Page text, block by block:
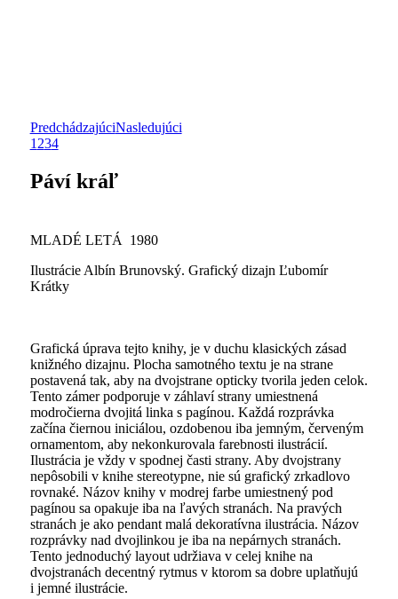
PredchádzajúciNasledujúci
1 234
Páví kráľ
MLADÉ LETÁ 1980
Ilustrácie Albín Brunovský. Grafický dizajn Ľubomír
Krátky
Grafická úprava tejto knihy, je v duchu klasických zásad
knižného dizajnu. Plocha samotného textu je na strane
postavená tak, aby na dvojstrane opticky tvorila jeden celok.
Tento zámer podporuje v záhlaví strany umiestnená
modročierna dvojitá linka s pagínou. Každá rozprávka
začína čiernou iniciálou, ozdobenou iba jemným, červeným
ornamentom, aby nekonkurovala farebnosti ilustrácií.
Ilustrácia je vždy v spodnej časti strany. Aby dvojstrany
nepôsobili v knihe stereotypne, nie sú grafický zrkadlovo
rovnaké. Názov knihy v modrej farbe umiestnený pod
pagínou sa opakuje iba na ľavých stranách. Na pravých
stranách je ako pendant malá dekoratívna ilustrácia. Názov
rozprávky nad dvojlinkou je iba na nepárnych stranách.
Tento jednoduchý layout udržiava v celej knihe na
dvojstranách decentný rytmus v ktorom sa dobre uplatňujú
i jemné ilustrácie.